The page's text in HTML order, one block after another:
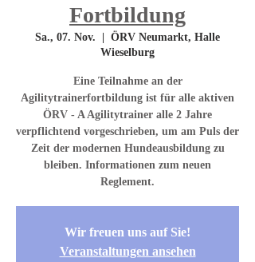
Fortbildung
Sa., 07. Nov.
ÖRV Neumarkt, Halle
Wieselburg
Eine Teilnahme an der
Agilitytrainerfortbildung ist für alle aktiven
ÖRV - A Agilitytrainer alle 2 Jahre
verpflichtend vorgeschrieben, um am Puls der
Zeit der modernen Hundeausbildung zu
bleiben. Informationen zum neuen
Reglement.
Wir freuen uns auf Sie!
Veranstaltungen ansehen